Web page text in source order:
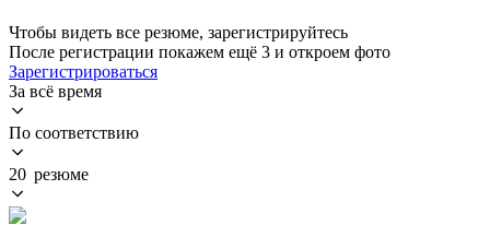
Чтобы видеть все резюме, зарегистрируйтесь
После регистрации покажем ещё 3 и откроем фото
Зарегистрироваться
За всё время
По соответствию
20 резюме